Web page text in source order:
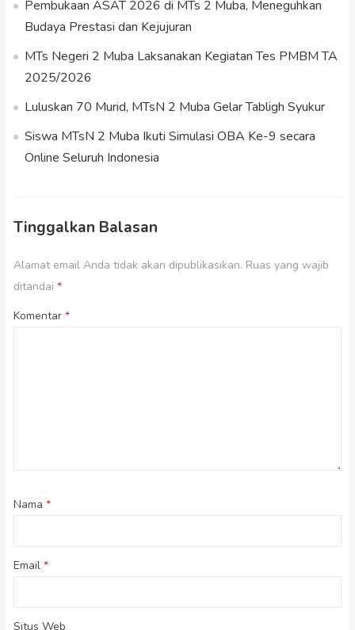
Pembukaan ASAT 2026 di MTs 2 Muba, Meneguhkan
Budaya Prestasi dan Kejujuran
MTs Negeri 2 Muba Laksanakan Kegiatan Tes PMBM TA
2025/2026
Luluskan 70 Murid, MTsN 2 Muba Gelar Tabligh Syukur
Siswa MTsN 2 Muba Ikuti Simulasi OBA Ke-9 secara
Online Seluruh Indonesia
Tinggalkan Balasan
Alamat email Anda tidak akan dipublikasikan. Ruas yang wajib
ditandai *
Komentar *
Nama *
Email *
Situs Web